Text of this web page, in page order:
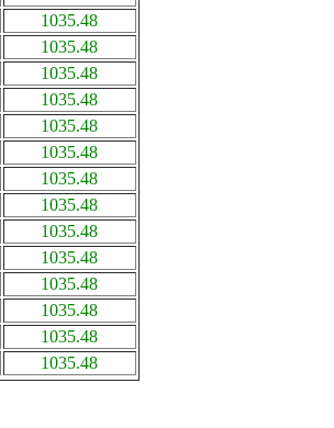
1035.48
1035.48
1035.48
1035.48
1035.48
1035.48
1035.48
1035.48
1035.48
1035.48
1035.48
1035.48
1035.48
1035.48